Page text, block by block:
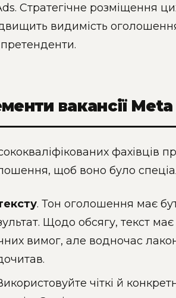
Стратегічне розміщення
видимість
вакансії
фахівців
щоб воно було
. Тон оголошення має
Щодо обсягу, текст
вимог, але водночас
чіткі й